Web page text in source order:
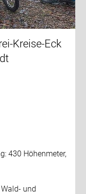
Kreise-Eck
430 Höhenmeter,
und